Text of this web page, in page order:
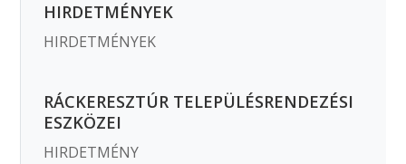
HIRDETMÉNYEK
HIRDETMÉNYEK
RÁCKERESZTÚR TELEPÜLÉSRENDEZÉSI
ESZKÖZEI
HIRDETMÉNY